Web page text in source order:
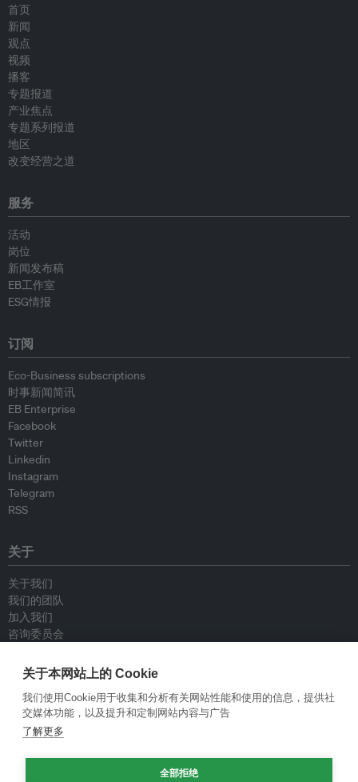
首页
新闻
观点
视频
播客
专题报道
产业焦点
专题系列报道
地区
改变经营之道
服务
活动
岗位
新闻发布稿
EB工作室
ESG情报
订阅
Eco-Business subscriptions
时事新闻简讯
EB Enterprise
Facebook
Twitter
Linkedin
Instagram
Telegram
RSS
关于
关于我们
我们的团队
加入我们
咨询委员会
联系我们
政策
重新发布指南
专栏指南
关于本网站上的 Cookie
我们使用Cookie用于收集和分析有关网站性能和使用的信息，提供社
交媒体功能，以及提升和定制网站内容与广告
了解更多
全部拒绝